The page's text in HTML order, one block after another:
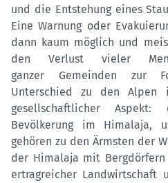
und die Entstehung eines
Eine Warnung oder
dann kaum möglich und
den Verlust vieler
ganzer Gemeinden zur
Unterschied zu den
gesellschaftlicher
Bevölkerung im Himalaja,
gehören zu den Ärmsten der
der Himalaja mit
ertragreicher Landwirtschaft